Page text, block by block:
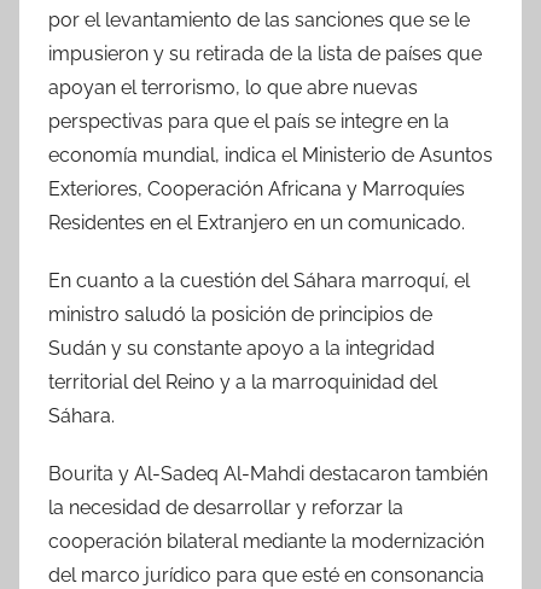
por el levantamiento de las sanciones que se le
impusieron y su retirada de la lista de países que
apoyan el terrorismo, lo que abre nuevas
perspectivas para que el país se integre en la
economía mundial, indica el Ministerio de Asuntos
Exteriores, Cooperación Africana y Marroquíes
Residentes en el Extranjero en un comunicado.
En cuanto a la cuestión del Sáhara marroquí, el
ministro saludó la posición de principios de
Sudán y su constante apoyo a la integridad
territorial del Reino y a la marroquinidad del
Sáhara.
Bourita y Al-Sadeq Al-Mahdi destacaron también
la necesidad de desarrollar y reforzar la
cooperación bilateral mediante la modernización
del marco jurídico para que esté en consonancia